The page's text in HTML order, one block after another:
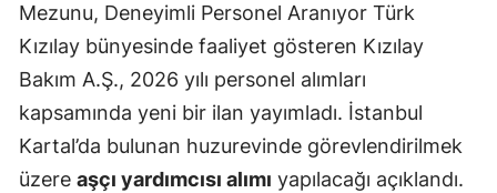
Mezunu, Deneyimli Personel Aranıyor Türk
Kızılay bünyesinde faaliyet gösteren Kızılay
Bakım A.Ş., 2026 yılı personel alımları
kapsamında yeni bir ilan yayımladı. İstanbul
Kartal’da bulunan huzurevinde görevlendirilmek
üzere aşçı yardımcısı alımı yapılacağı açıklandı.